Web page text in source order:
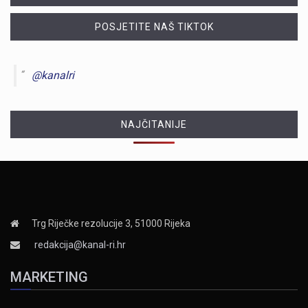
POSJETITE NAŠ TIKTOK
@kanalri
NAJČITANIJE
Trg Riječke rezolucije 3, 51000 Rijeka
redakcija@kanal-ri.hr
MARKETING